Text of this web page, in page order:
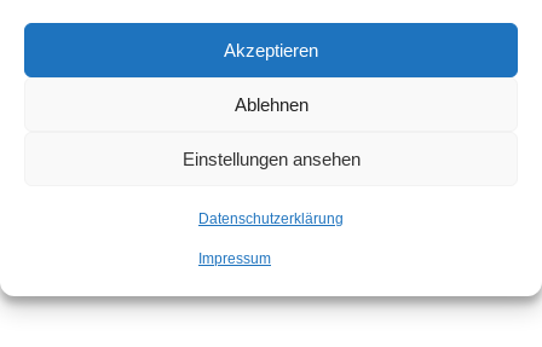
Akzeptieren
Ablehnen
Einstellungen ansehen
Datenschutzerklärung
Impressum